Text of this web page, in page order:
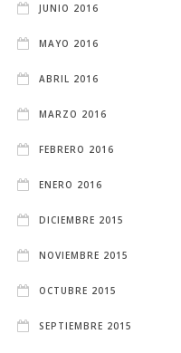
JUNIO 2016
MAYO 2016
ABRIL 2016
MARZO 2016
FEBRERO 2016
ENERO 2016
DICIEMBRE 2015
NOVIEMBRE 2015
OCTUBRE 2015
SEPTIEMBRE 2015